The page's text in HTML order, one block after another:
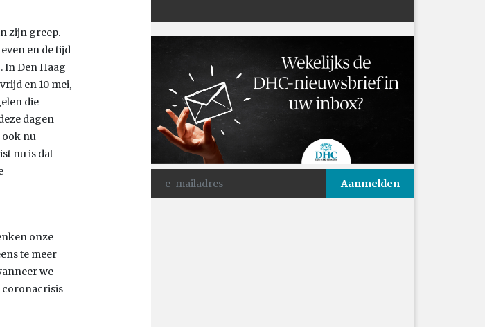
zijn greep.
en de tijd
In Den Haag
en 10 mei,
die
dagen
ook nu
nu is dat
onze
te meer
we
coronacrisis